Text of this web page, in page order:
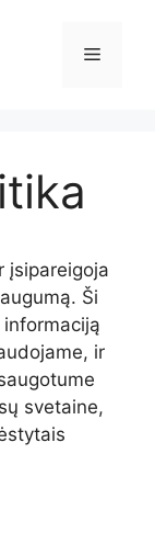
Meniu
įsipareigoja
Ši
ir
svetaine,